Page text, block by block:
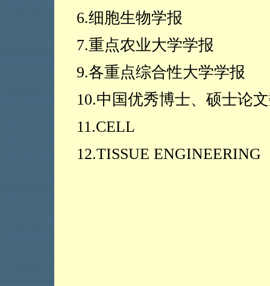
6.细胞生物学报
7.重点农业大学学报
9.各重点综合性大学学报
10.中国优秀博士、硕士论
11.CELL
12.TISSUE ENGINEERING